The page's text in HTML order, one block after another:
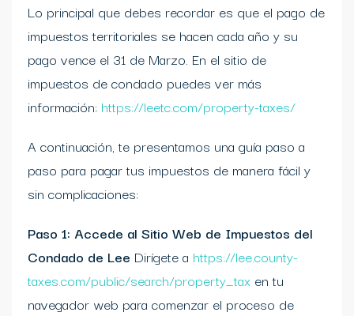
Lo principal que debes recordar es que el pago de
impuestos territoriales se hacen cada año y su
pago vence el 31 de Marzo. En el sitio de
impuestos de condado puedes ver más
información: https://leetc.com/property-taxes/
A continuación, te presentamos una guía paso a
paso para pagar tus impuestos de manera fácil y
sin complicaciones:
Paso 1: Accede al Sitio Web de Impuestos del
Condado de Lee Dirígete a https://lee.county-
taxes.com/public/search/property_tax en tu
navegador web para comenzar el proceso de